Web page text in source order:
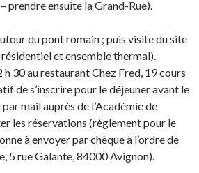
prendre ensuite la Grand-Rue).
du pont romain ; puis visite du site
et ensemble thermal).
30 au restaurant Chez Fred, 19 cours
de s’inscrire pour le déjeuner avant le
mail auprès de l’Académie de
les réservations (règlement pour le
à envoyer par chèque à l’ordre de
5 rue Galante, 84000 Avignon).